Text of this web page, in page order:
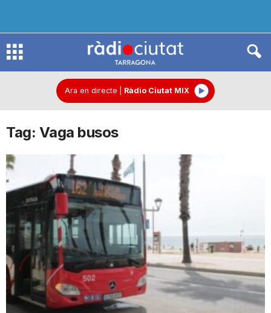
R
d
o
Ara en directe Ràdio Ciutat MIX
Tag: Vaga busos